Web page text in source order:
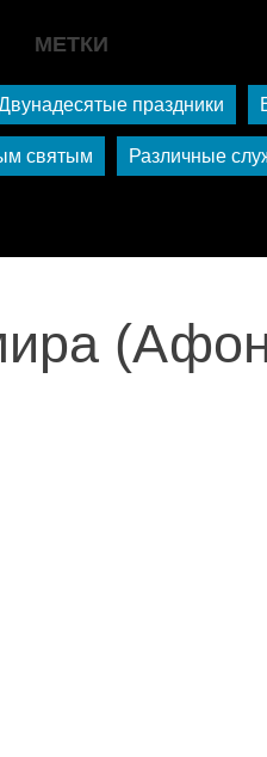
МЕТКИ
праздники
святым Различные